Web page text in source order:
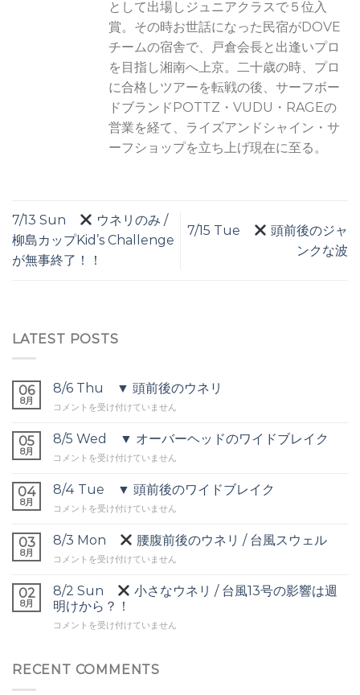
として出場しジュニアクラスで５位入
賞。その時お世話になった民宿がDOVE
チームの宿舎で、戸倉会長と出逢いプロ
を目指し湘南へ上京。二十歳の時、プロ
に合格しツアーを転戦の後、サーフボー
ドブランドPOTTZ・VUDU・RAGEの
営業を経て、ライズアンドシャイン・サ
ーフショップを立ち上げ現在に至る。
7/13 Sun
ウネリのみ /
柳島カップKid’s Challenge
が無事終了！！
7/15 Tue
頭前後のジャ
ンクな波
LATEST POSTS
06
8月
8/6 Thu ▼ 頭前後のウネリ
8/6
▼
前
の
ネ
は
コメントを受け付けていません
05
8月
8/5 Wed ▼ オーバーヘッドのワイドブレイク
8/5
▼
ー
ー
ッ
の
ワ
イ
レ
イ
コメントを受け付けていません
04
8月
8/4 Tue ▼ 頭前後のワイドブレイク
8/4
▼
前
の
ワ
ド
イ
コメントを受け付けていません
03
8月
8/3 Mon 腰腹前後のウネリ / 台風スウェル
8/3
腰
腹
前
ウ
コメントを受け付けていません
02
8月
8/2 Sun
小さなウネリ / 台風13号の影響は週
明けから？！
8/2
小
コメントを受け付けていません
RECENT COMMENTS